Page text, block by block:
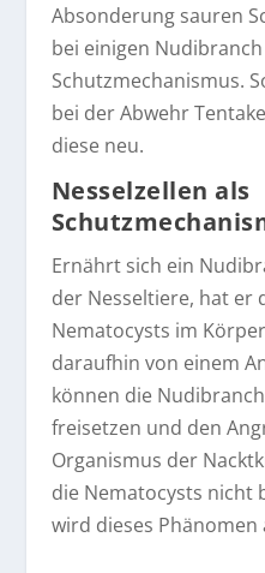
Absonderung sauren
bei einigen
Schutzmechanismus.
bei der Abwehr
diese neu.
Nesselzellen als
Ernährt sich ein
der Nesseltiere, hat er
Nematocysts im
daraufhin von einem
können die
freisetzen und den
Organismus der
die Nematocysts nicht
wird dieses Phänomen